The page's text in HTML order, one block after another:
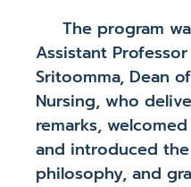
The program
Assistant
Sritoomma, Dean
Nursing, who
remarks,
and introduced
philosophy, and